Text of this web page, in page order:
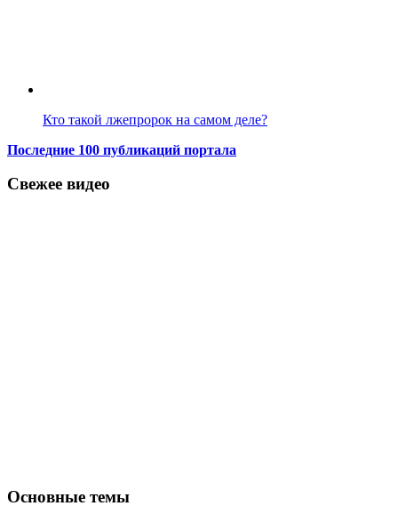
Кто такой лжепророк на самом деле?
Последние 100 публикаций портала
Свежее видео
Основные темы